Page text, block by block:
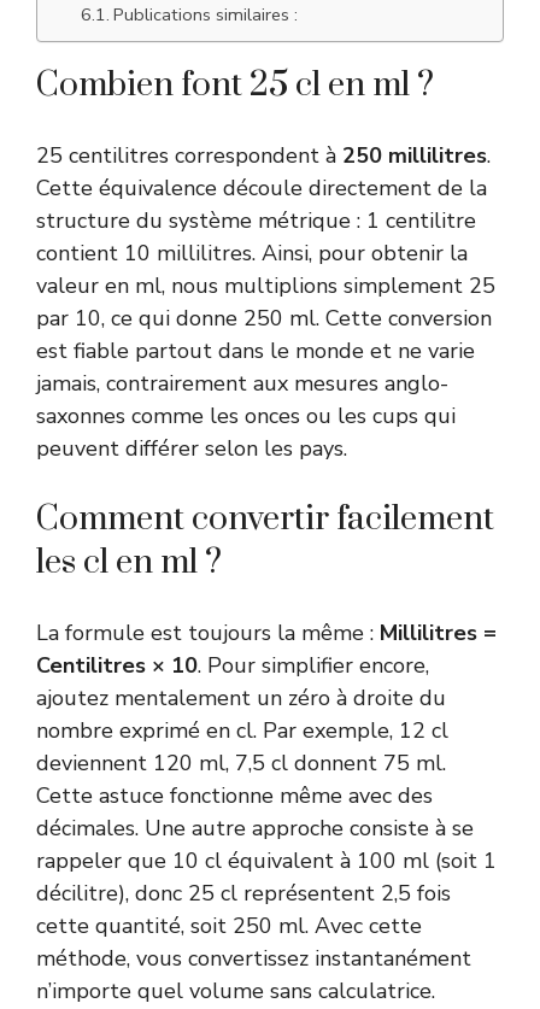
Publications similaires :
Combien font 25 cl en ml ?
25 centilitres correspondent à 250 millilitres.
Cette équivalence découle directement de la
structure du système métrique : 1 centilitre
contient 10 millilitres. Ainsi, pour obtenir la
valeur en ml, nous multiplions simplement 25
par 10, ce qui donne 250 ml. Cette conversion
est fiable partout dans le monde et ne varie
jamais, contrairement aux mesures anglo-
saxonnes comme les onces ou les cups qui
peuvent différer selon les pays.
Comment convertir facilement
les cl en ml ?
La formule est toujours la même : Millilitres =
Centilitres × 10. Pour simplifier encore,
ajoutez mentalement un zéro à droite du
nombre exprimé en cl. Par exemple, 12 cl
deviennent 120 ml, 7,5 cl donnent 75 ml.
Cette astuce fonctionne même avec des
décimales. Une autre approche consiste à se
rappeler que 10 cl équivalent à 100 ml (soit 1
décilitre), donc 25 cl représentent 2,5 fois
cette quantité, soit 250 ml. Avec cette
méthode, vous convertissez instantanément
n’importe quel volume sans calculatrice.